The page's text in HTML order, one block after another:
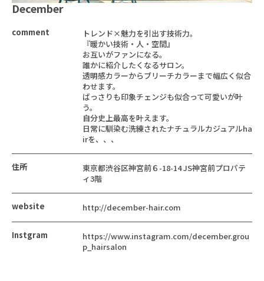
December
comment
トレンド×魅力を引出す技術力。
『暖かい技術・人・空間』
お互いがファンになる。
誰かに紹介したくなるサロン。
透明感カラーからブリーチカラーまで幅広く似合
わせます。
ばっさりも印象チェンジも似合って可愛いが叶
う。
自分史上最高を叶えます。
日常に馴染む洗練されたナチュラルカジュアルha
irを、、、
住所
東京都渋谷区神宮前６-18-14 JS神宮前プロパテ
ィ3階
website http://december-hair.com
Instgram
https://www.instagram.com/december.grou
p_hairsalon